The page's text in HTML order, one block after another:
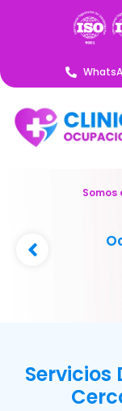
Somos
Servicios